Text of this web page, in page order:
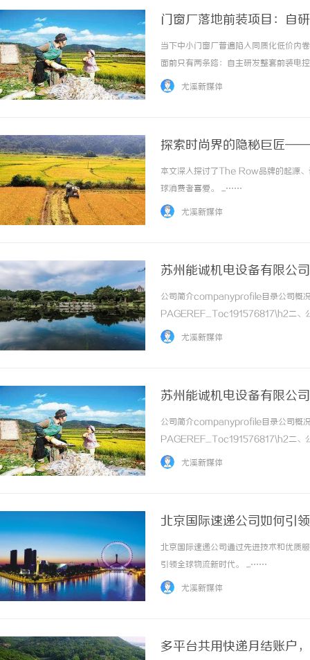
门窗厂落地前装项目：自
当下中小门窗厂普遍陷入同质化低价内
面前只有两条路：自主研发整套前装电
发、测试、人工、售后隐性成本，最终
尤溪新媒体
探索时尚界的隐秘巨匠
本文深入探讨了The Row品牌的起源、
球消费者喜爱。 ...……
尤溪新媒体
苏州能诚机电设备有限公司
公司简介companyprofile目录公司概
PAGEREF_Toc191576817\h2二、
PAGEREF_Toc191576819\h3四、
尤溪新媒体
苏州能诚机电设备有限公司
公司简介companyprofile目录公司概
PAGEREF_Toc191576817\h2二、
PAGEREF_Toc191576819\h3四、
尤溪新媒体
北京国际速递公司如何引
北京国际速递公司通过先进技术和优质
引领全球物流新时代。 ...……
尤溪新媒体
多平台共用快递月结账户